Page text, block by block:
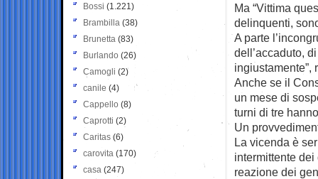
Ma “Vittima
delinquenti,
A parte
dell’accaduto,
ingiustamente”,
Anche se il
un mese di
turni di tre
Un
La vicenda è
intermittente
reazione dei
Bossi (1.221)
Brambilla (38)
Brunetta (83)
Burlando (26)
Camogli (2)
canile (4)
Cappello (8)
Caprotti (2)
Caritas (6)
carovita (170)
casa (247)